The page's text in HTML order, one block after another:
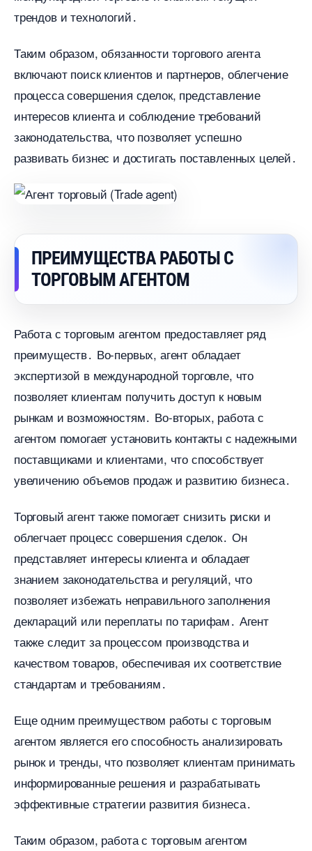
трендов и технологий․
Таким образом, обязанности торгового агента
ключают поиск клиентов и партнеров, облегчение
процесса совершения сделок, представление
интересов клиента и соблюдение требований
законодательства, что позволяет успешно
развивать бизнес и достигать поставленных целей․
ПРЕИМУЩЕСТВА РАБОТЫ С
ТОРГОВЫМ АГЕНТОМ
Работа с торговым агентом предоставляет ряд
преимуществ․ Во-первых, агент обладает
экспертизой в международной торговле, что
позволяет клиентам получить доступ к новым
рынкам и возможностям․ Во-вторых, работа с
агентом помогает установить контакты с надежными
поставщиками и клиентами, что способствует
увеличению объемов продаж и развитию бизнеса․
Торговый агент также помогает снизить риски и
облегчает процесс совершения сделок․ Он
представляет интересы клиента и обладает
знанием законодательства и регуляций, что
позволяет избежать неправильного заполнения
деклараций или переплаты по тарифам․ Агент
также следит за процессом производства и
качеством товаров, обеспечивая их соответствие
стандартам и требованиям․
Еще одним преимуществом работы с торговым
агентом является его способность анализировать
рынок и тренды, что позволяет клиентам принимать
информированные решения и разрабатывать
эффективные стратегии развития бизнеса․
Таким образом, работа с торговым агентом